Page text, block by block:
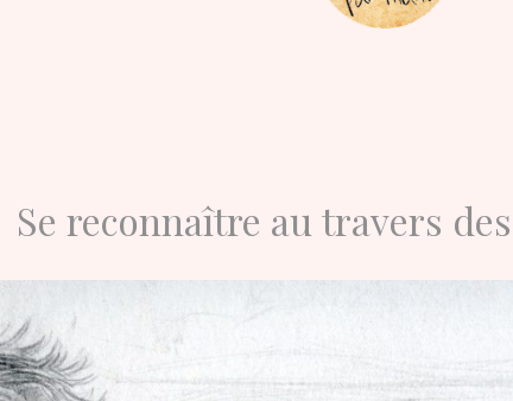
Se reconnaître au travers